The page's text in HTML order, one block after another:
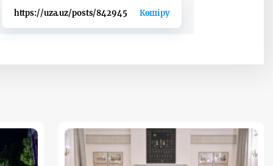
https://uza.uz/posts/842945 Көшіру